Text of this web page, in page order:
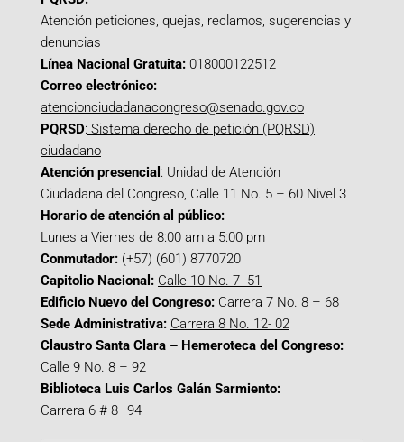
Atención peticiones, quejas, reclamos, sugerencias y
denuncias
Línea Nacional Gratuita: 018000122512
Correo electrónico:
atencionciudadanacongreso@senado.gov.co
PQRSD: Sistema derecho de petición (PQRSD)
ciudadano
Atención presencial : Unidad de Atención
Ciudadana del Congreso, Calle 11 No. 5 – 60 Nivel 3
Horario de atención al público:
Lunes a Viernes de 8:00 am a 5:00 pm
Conmutador: (+57) (601) 8770720
Capitolio Nacional: Calle 10 No. 7- 51
Edificio Nuevo del Congreso: Carrera 7 No. 8 – 68
Sede Administrativa: Carrera 8 No. 12- 02
Claustro Santa Clara – Hemeroteca del Congreso:
Calle 9 No. 8 – 92
Biblioteca Luis Carlos Galán Sarmiento:
Carrera 6 # 8–94